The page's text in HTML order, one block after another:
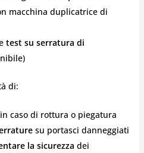
macchina duplicatrice di
test su serratura di
di:
caso di rottura o piegatura
su portasci danneggiati
la sicurezza dei